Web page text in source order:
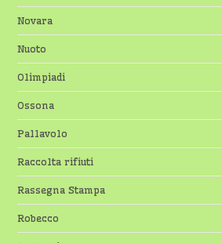
Novara
Nuoto
Olimpiadi
Ossona
Pallavolo
Raccolta rifiuti
Rassegna Stampa
Robecco